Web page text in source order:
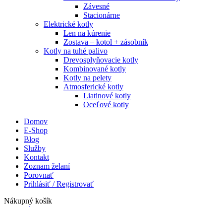
Závesné
Stacionárne
Elektrické kotly
Len na kúrenie
Zostava – kotol + zásobník
Kotly na tuhé palivo
Drevosplyňovacie kotly
Kombinované kotly
Kotly na pelety
Atmosferické kotly
Liatinové kotly
Oceľové kotly
Domov
E-Shop
Blog
Služby
Kontakt
Zoznam želaní
Porovnať
Prihlásiť / Registrovať
Nákupný košík